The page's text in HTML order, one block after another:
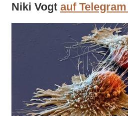
Niki Vogt auf